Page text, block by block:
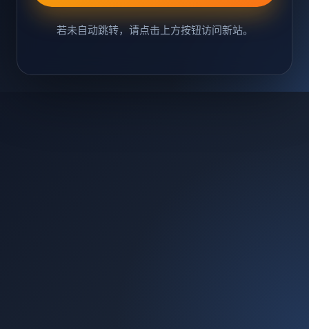
若未自动跳转，请点击上方按钮访问新站。